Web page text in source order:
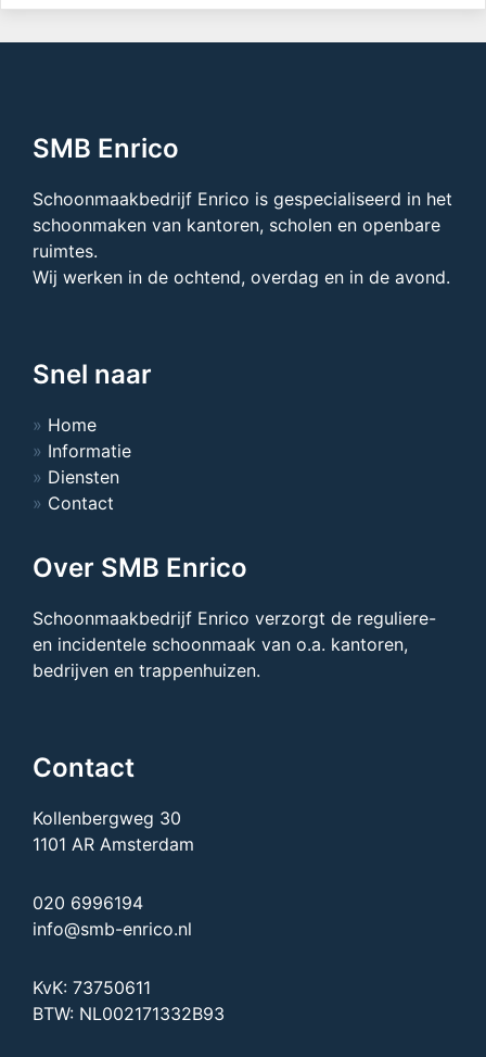
SMB Enrico
Schoonmaakbedrijf Enrico is gespecialiseerd in het
schoonmaken van kantoren, scholen en openbare
ruimtes.
Wij werken in de ochtend, overdag en in de avond.
Snel naar
Home
Informatie
Diensten
Contact
Over SMB Enrico
Schoonmaakbedrijf Enrico verzorgt de reguliere-
en incidentele schoonmaak van o.a. kantoren,
bedrijven en trappenhuizen.
Contact
Kollenbergweg 30
1101 AR Amsterdam
020 6996194
info@smb-enrico.nl
KvK: 73750611
BTW: NL002171332B93